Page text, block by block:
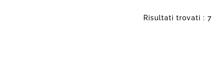
Risultati trovati : 7